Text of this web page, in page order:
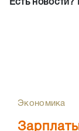
Есть
Экономика